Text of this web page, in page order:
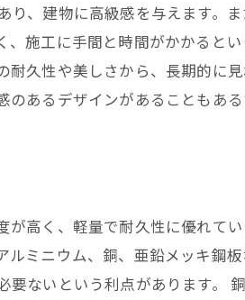
、建物に高級感を与えます。
施工に手間と時間がかかると
久性や美しさから、長期的に
あるデザインがあることもあ
高く、軽量で耐久性に優れて
ミニウム、銅、亜鉛メッキ鋼
ないという利点があります。